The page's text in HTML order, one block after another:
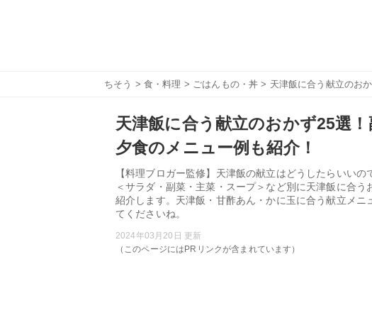
ちそう > 食・料理 > ごはんもの・丼 > 天津飯に合う献立のお
天津飯に合う献立のおかず25選
夕食のメニュー例も紹介！
【料理ブロガー監修】天津飯の献立はどうしたらいい
＜サラダ・副菜・主菜・スープ＞など別に天津飯に合
紹介します。天津飯・甘酢あん・かに玉に合う献立メ
てくださいね。
2024年03月20日 更新
（このページにはPRリンクが含まれています）